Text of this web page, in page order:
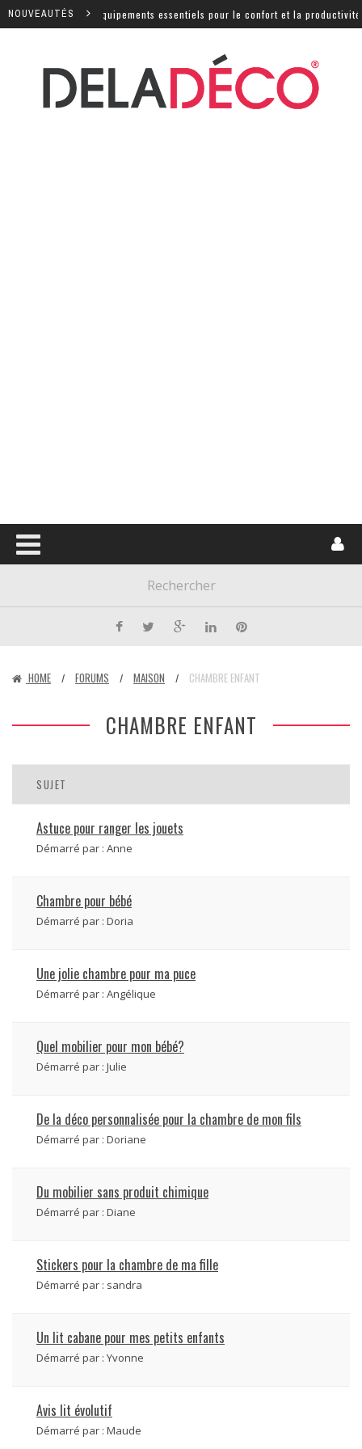
NOUVEAUTÉS
: quels sont les équipements essentiels pour le confort et la productivité ?
HOME / FORUMS / MAISON / CHAMBRE ENFANT
CHAMBRE ENFANT
SUJET
Astuce pour ranger les jouets
Démarré par : Anne
Chambre pour bébé
Démarré par : Doria
Une jolie chambre pour ma puce
Démarré par : Angélique
Quel mobilier pour mon bébé?
Démarré par : Julie
De la déco personnalisée pour la chambre de mon fils
Démarré par : Doriane
Du mobilier sans produit chimique
Démarré par : Diane
Stickers pour la chambre de ma fille
Démarré par : sandra
Un lit cabane pour mes petits enfants
Démarré par : Yvonne
Avis lit évolutif
Démarré par : Maude